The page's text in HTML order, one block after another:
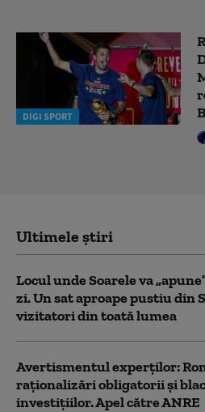
DIGI SPORT
Ultimele știri
Locul unde Soarele va
zi. Un sat aproape pustiu din
vizitatori din toată lumea
Avertismentul experților:
raționalizări obligatorii și
investițiilor. Apel către ANRE